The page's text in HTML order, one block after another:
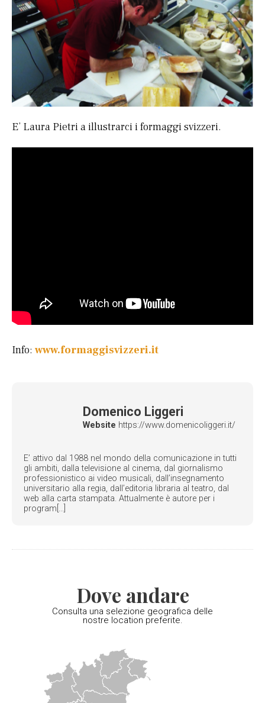
E’ Laura Pietri a illustrarci i formaggi svizzeri.
Info: www.formaggisvizzeri.it
Domenico Liggeri
Website https://www.domenicoliggeri.it/
E’ attivo dal 1988 nel mondo della comunicazione in tutti
gli ambiti, dalla televisione al cinema, dal giornalismo
professionistico ai video musicali, dall’insegnamento
universitario alla regia, dall’editoria libraria al teatro, dal
web alla carta stampata. Attualmente è autore per i
program[...]
Dove andare
Consulta una selezione geografica delle
nostre location preferite.